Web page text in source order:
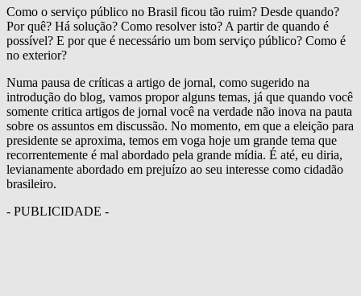
Como o serviço público no Brasil ficou tão ruim? Desde quando?
Por quê? Há solução? Como resolver isto? A partir de quando é
possível? E por que é necessário um bom serviço público? Como é
no exterior?
Numa pausa de críticas a artigo de jornal, como sugerido na
introdução do blog, vamos propor alguns temas, já que quando você
somente critica artigos de jornal você na verdade não inova na pauta
sobre os assuntos em discussão. No momento, em que a eleição para
presidente se aproxima, temos em voga hoje um grande tema que
recorrentemente é mal abordado pela grande mídia. É até, eu diria,
levianamente abordado em prejuízo ao seu interesse como cidadão
brasileiro.
- PUBLICIDADE -